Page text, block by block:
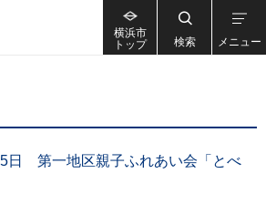
横浜市
トップ
検索 メニュー
日 第一地区親子ふれあい会「とべ